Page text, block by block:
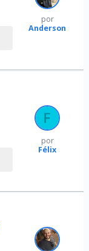
por
Anderson
por
Félix